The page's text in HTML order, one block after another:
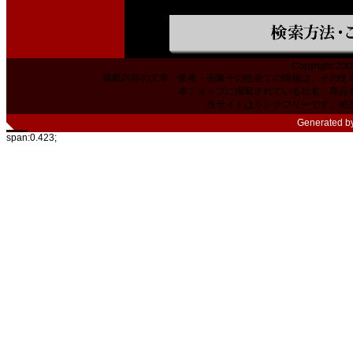
Copyright
掲載内容の文章・価格・画像その他全ての情報は、その
本ショップに掲載されている社名、商
当サイトはリンクフリーです。相
Generated
span:0.423;